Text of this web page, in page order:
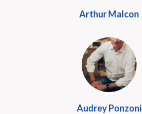
Arthur Malcon
Audrey Ponzoni